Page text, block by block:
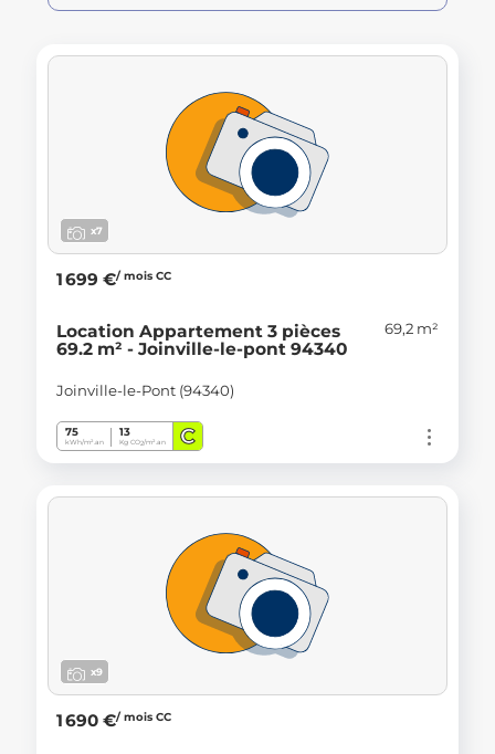
x7
1 699 €/ mois CC
Location Appartement 3 pièces
69.2 m² - Joinville-le-pont 94340
69,2 m²
Joinville-le-Pont (94340)
75
kWh/m².an
13
Kg CO2/m².an C
x9
1 690 €/ mois CC